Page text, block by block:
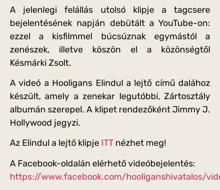
A jelenlegi felállás utolsó klipje a tagcsere
bejelentésének napján debütált a YouTube-on:
ezzel a kisfilmmel búcsúznak egymástól a
zenészek, illetve köszön el a közönségtől
Késmárki Zsolt.
A videó a Hooligans Elindul a lejtő című dalához
készült, amely a zenekar legutóbbi, Zártosztály
albumán szerepel. A klipet rendezőként Jimmy J.
Hollywood jegyzi.
Az Elindul a lejtő klipje ITT nézhet meg!
A Facebook-oldalán elérhető videóbejelentés:
https://www.facebook.com/hooliganshivatalos/